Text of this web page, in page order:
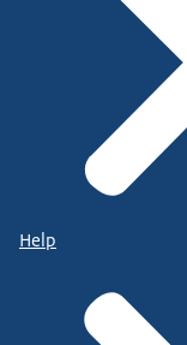
Help